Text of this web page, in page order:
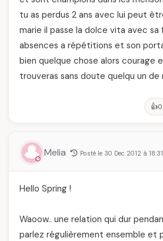
tu as perdus 2 ans avec lui peut
marie il passe la dolce vita avec sa
absences a répétitions et son
bien quelque chose alors courage
trouveras sans doute quelqu un de
👍0
Melia Posté le 30 Dec 2012 à 18:31
Hello Spring !
Waoow.. une relation qui dur
parlez régulièrement ensemble et